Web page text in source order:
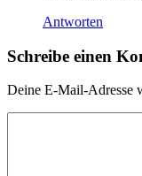
Antworten
Schreibe einen
Deine E-Mail-Adresse